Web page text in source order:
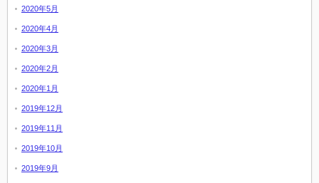
2020年5月
2020年4月
2020年3月
2020年2月
2020年1月
2019年12月
2019年11月
2019年10月
2019年9月